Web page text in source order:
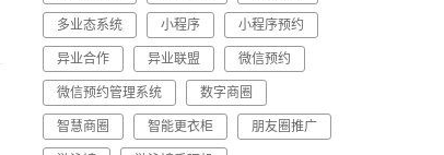
多业态系统 小程序 小程序预约
异业合作 异业联盟 微信预约
微信预约管理系统 数字商圈
智慧商圈 智能更衣柜 朋友圈推广